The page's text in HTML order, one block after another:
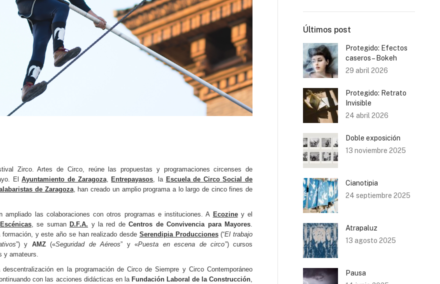
Zirco. Artes de Circo, reúne las propuestas y programaciones circenses de
ElAyuntamiento de Zaragoza, Entrepayasos , la Escuela de Circo Social de
de Zaragoza, han creado un amplio programa a lo largo de cinco fines de
ampliado las colaboraciones con otros programas e instituciones. A Ecoziney el
, se suman D.F.A. y la red deCentros de Convivencia para Mayores
y este año se han realizado desde Serendipia Producciones(“El trabajo
”) y AMZ(«Seguridad de Aéreos” y «Puesta en escena de circo”) cursos
y amateurs.
en la programación de Circo de Siempre y Circo Contemporáneo
con las acciones didácticas en la Fundación Laboral de la Construcción
Últimos post
Protegido: Efectos
caseros – Bokeh
29 abril 2026
Protegido: Retrato
Invisible
24 abril 2026
Doble exposición
13 noviembre 2025
Cianotipia
24 septiembre 2025
Atrapaluz
13 agosto 2025
Pausa